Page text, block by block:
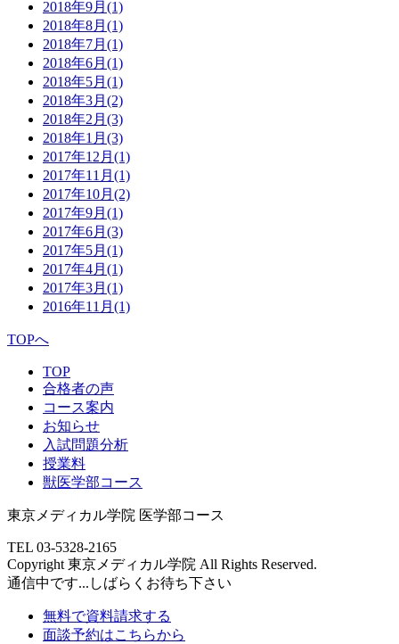
2018年9月 (1)
2018年8月 (1)
2018年7月 (1)
2018年6月 (1)
2018年5月 (1)
2018年3月 (2)
2018年2月 (3)
2018年1月 (3)
2017年12月 (1)
2017年11月 (1)
2017年10月 (2)
2017年9月 (1)
2017年6月 (3)
2017年5月 (1)
2017年4月 (1)
2017年3月 (1)
2016年11月 (1)
TOPへ
TOP
合格者の声
コース案内
お知らせ
入試問題分析
授業料
獣医学部コース
東京メディカル学院 医学部コース
TEL 03-5328-2165
Copyright 東京メディカル学院 All Rights Reserved.
通信中です...しばらくお待ち下さい
無料で資料請求する
面談予約はこちらから